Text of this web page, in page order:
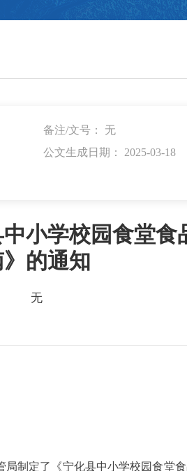
备注/文号： 无
公文生成日期： 2025-03-18
小学校园食堂
的通知
无
局制定了《宁化县中小学校园食堂